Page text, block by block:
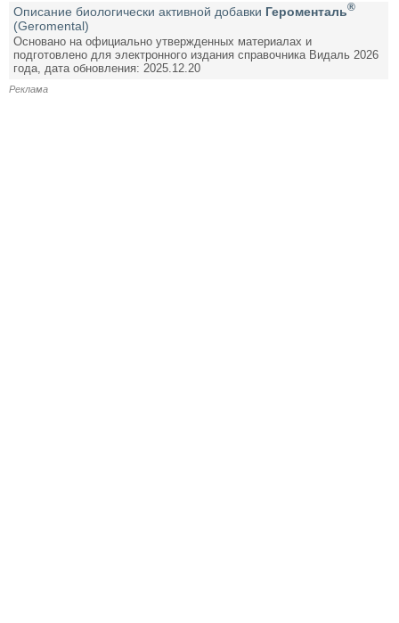
Описание биологически активной добавки Героменталь®
(Geromental)
Основано на официально утвержденных материалах и
подготовлено для электронного издания справочника Видаль 2026
года, дата обновления: 2025.12.20
Реклама